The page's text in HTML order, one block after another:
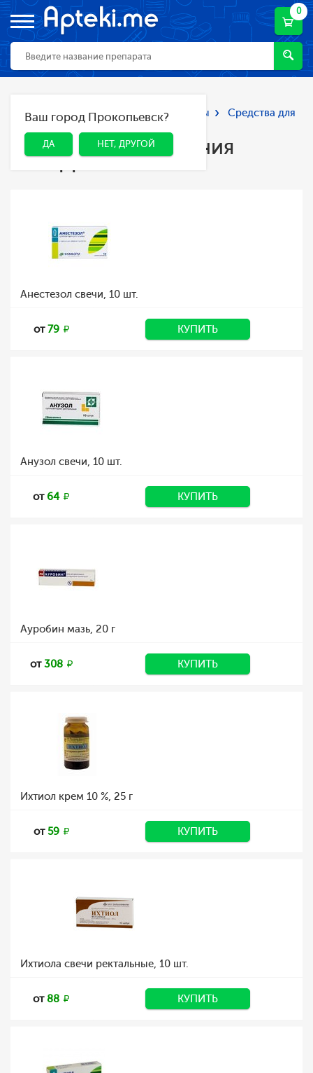
0
ДА НЕТ, ДРУГОЙ
Ваш город Прокопьевск?
ДА НЕТ, ДРУГОЙ
Главная Каталог Лекарства и БАДы
Средства для
лечения геморроя
Средства для лечения
геморроя
Анестезол свечи, 10 шт.
от79 КУПИТЬ
Анузол свечи, 10 шт.
от64 КУПИТЬ
Ауробин мазь, 20 г
от308 КУПИТЬ
Ихтиол крем 10 %, 25 г
от59 КУПИТЬ
Ихтиола свечи ректальные, 10 шт.
от88 КУПИТЬ